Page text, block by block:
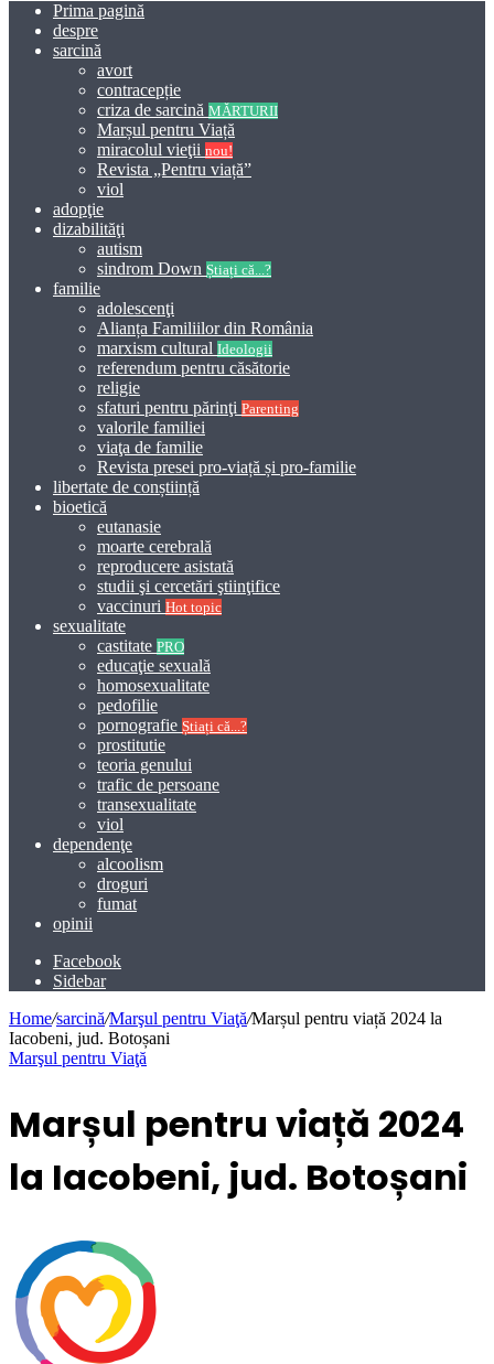
Prima pagină
despre
sarcină
avort
contracepție
criza de sarcină MĂRTURII
Marșul pentru Viață
miracolul vieţii nou!
Revista „Pentru viață”
viol
adopţie
dizabilităţi
autism
sindrom Down Știați că...?
familie
adolescenţi
Alianța Familiilor din România
marxism cultural Ideologii
referendum pentru căsătorie
religie
sfaturi pentru părinţi Parenting
valorile familiei
viaţa de familie
Revista presei pro-viață și pro-familie
libertate de conștiință
bioetică
eutanasie
moarte cerebrală
reproducere asistată
studii şi cercetări ştiinţifice
vaccinuri Hot topic
sexualitate
castitate PRO
educaţie sexuală
homosexualitate
pedofilie
pornografie Știați că...?
prostitutie
teoria genului
trafic de persoane
transexualitate
viol
dependenţe
alcoolism
droguri
fumat
opinii
Facebook
Sidebar
Home/sarcină/Marşul pentru Viaţă/Marșul pentru viață 2024 la
Iacobeni, jud. Botoșani
Marşul pentru Viaţă
Marșul pentru viață 2024
la Iacobeni, jud. Botoșani